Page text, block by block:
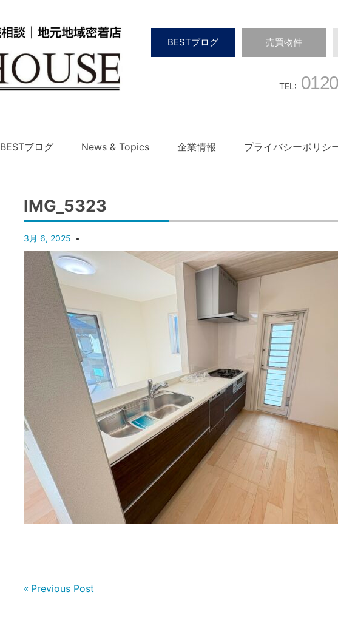
BESTブログ 売買物件
TEL:
BESTブログ News & Topics 企業情報 プライバシーポリシ
IMG_5323
3月 6, 2025
Previous Post